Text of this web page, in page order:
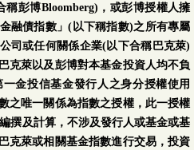
10.6981 -0.0271 -0.25 %
稱彭博Bloomberg)，或彭博授權人擁
融債指數」(以下稱指數)之所有專屬
司或任何關係企業(以下合稱巴克萊)
克萊以及彭博對本基金投資人均不負
金投信基金發行人之身分授權使用
之唯一關係為指數之授權，此一授權
撰及計算，不涉及發行人或基金或基
克萊或相關基金指數進行交易，投資